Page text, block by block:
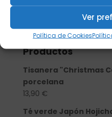
Ver
Política de Cookies
Productos
Tisanera "Christmas
porcelana
13,90 €
Té verde Japón